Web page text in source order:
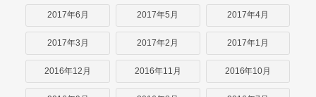
2017年6月 2017年5月 2017年4月
2017年3月 2017年2月 2017年1月
2016年12月 2016年11月 2016年10月